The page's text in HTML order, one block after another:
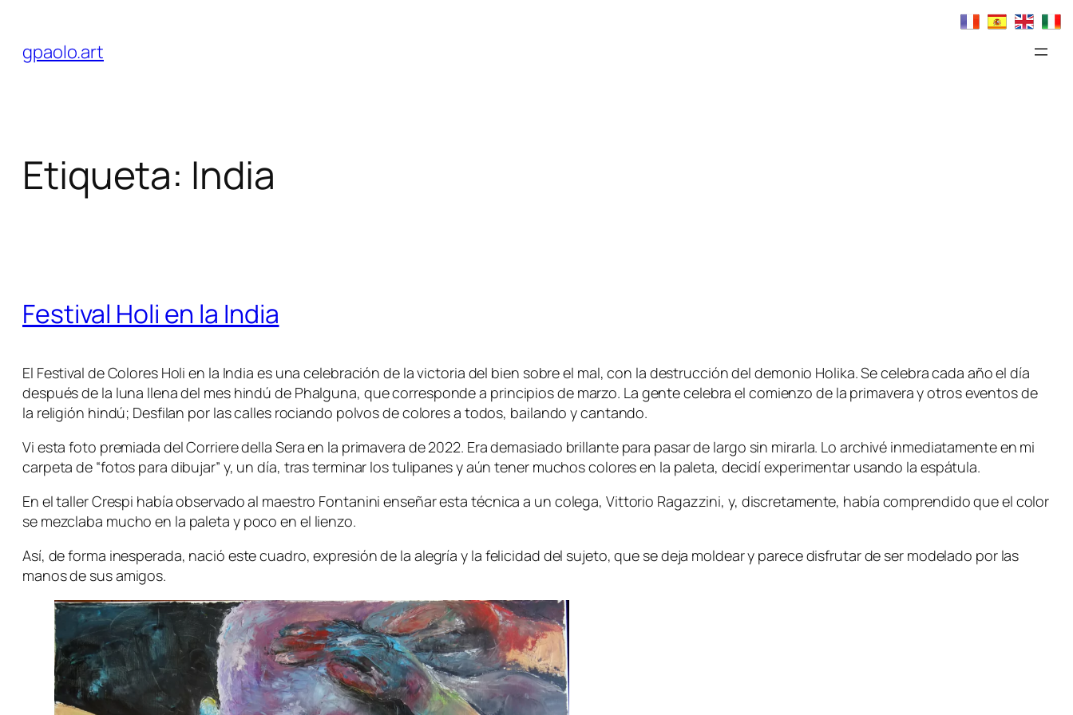
contenido
gpaolo.art
Etiqueta: India
Festival Holi en la India
El Festival de Colores Holi en la India es una celebración de la victoria del bien sobre el mal, con la destrucción del demonio Holika. Se celebra cada año el día
después de la luna llena del mes hindú de Phalguna, que corresponde a principios de marzo. La gente celebra el comienzo de la primavera y otros eventos de
la religión hindú; Desfilan por las calles rociando polvos de colores a todos, bailando y cantando.
Vi esta foto premiada del Corriere della Sera en la primavera de 2022. Era demasiado brillante para pasar de largo sin mirarla. Lo archivé inmediatamente en mi
carpeta de “fotos para dibujar” y, un día, tras terminar los tulipanes y aún tener muchos colores en la paleta, decidí experimentar usando la espátula.
En el taller Crespi había observado al maestro Fontanini enseñar esta técnica a un colega, Vittorio Ragazzini, y, discretamente, había comprendido que el color
se mezclaba mucho en la paleta y poco en el lienzo.
Así, de forma inesperada, nació este cuadro, expresión de la alegría y la felicidad del sujeto, que se deja moldear y parece disfrutar de ser modelado por las
manos de sus amigos.